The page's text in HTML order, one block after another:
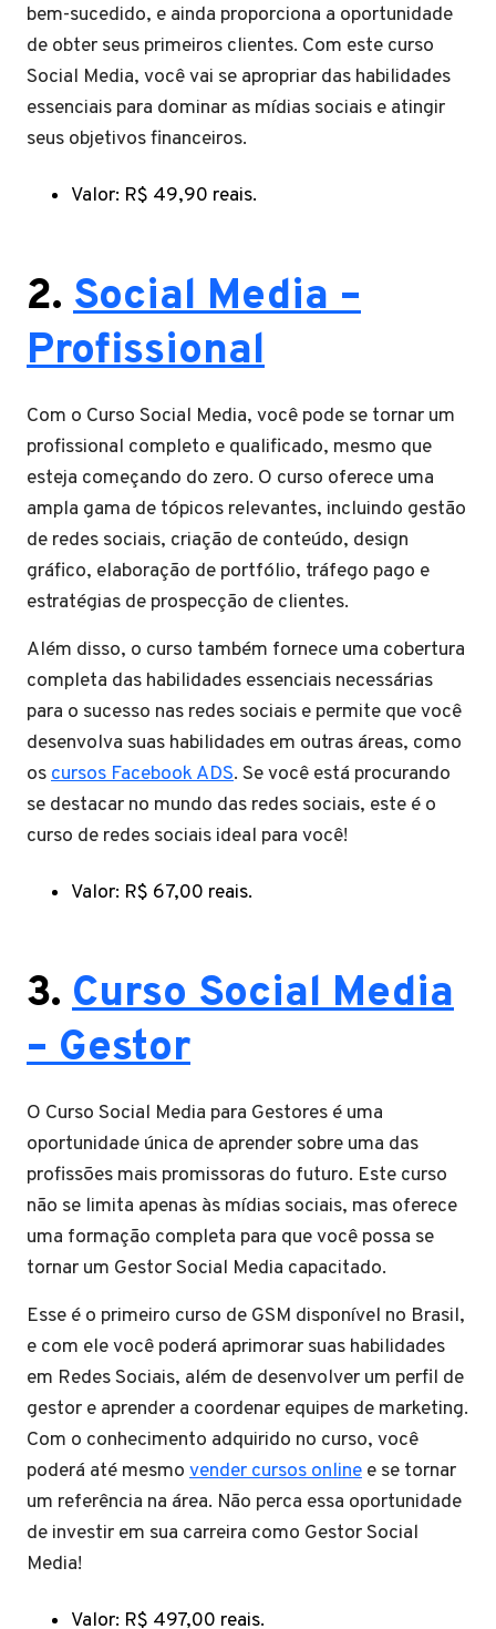
bem-sucedido, e ainda proporciona a oportunidade
de obter seus primeiros clientes. Com este curso
Social Media, você vai se apropriar das habilidades
essenciais para dominar as mídias sociais e atingir
seus objetivos financeiros.
Valor: R$ 49,90 reais.
2. Social Media –
Profissional
Com o Curso Social Media, você pode se tornar um
profissional completo e qualificado, mesmo que
esteja começando do zero. O curso oferece uma
ampla gama de tópicos relevantes, incluindo gestão
de redes sociais, criação de conteúdo, design
gráfico, elaboração de portfólio, tráfego pago e
estratégias de prospecção de clientes.
Além disso, o curso também fornece uma cobertura
completa das habilidades essenciais necessárias
para o sucesso nas redes sociais e permite que você
desenvolva suas habilidades em outras áreas, como
oscursos Facebook ADS. Se você está procurando
se destacar no mundo das redes sociais, este é o
curso de redes sociais ideal para você!
Valor: R$ 67,00 reais.
3. Curso Social Media
– Gestor
O Curso Social Media para Gestores é uma
oportunidade única de aprender sobre uma das
profissões mais promissoras do futuro. Este curso
não se limita apenas às mídias sociais, mas oferece
uma formação completa para que você possa se
tornar um Gestor Social Media capacitado.
Esse é o primeiro curso de GSM disponível no Brasil,
e com ele você poderá aprimorar suas habilidades
em Redes Sociais, além de desenvolver um perfil de
gestor e aprender a coordenar equipes de marketing.
Com o conhecimento adquirido no curso, você
poderá até mesmo vender cursos online e se tornar
um referência na área. Não perca essa oportunidade
de investir em sua carreira como Gestor Social
Media!
Valor: R$ 497,00 reais.